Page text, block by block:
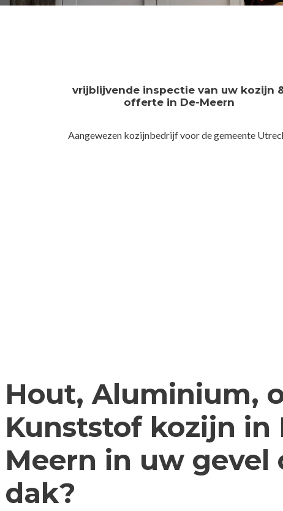
vrijblijvende inspectie van uw kozijn
offerte in De-Meern
Aangewezen kozijnbedrijf voor de gemeente
Hout, Aluminium,
Kunststof kozijn in
Meern in uw gevel
dak?